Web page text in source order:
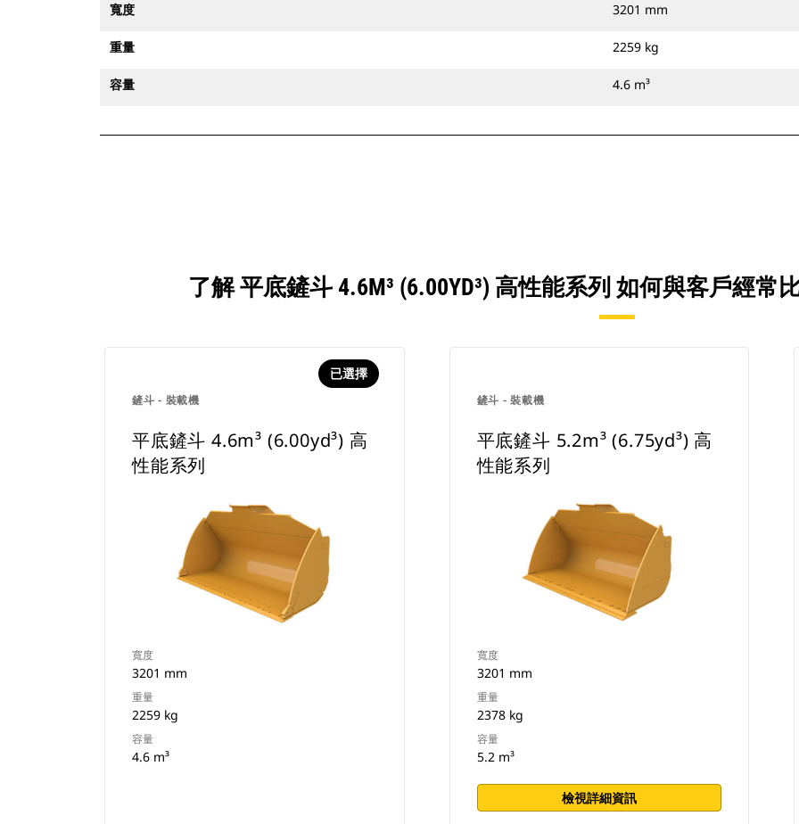
寬度 3201 mm
重量 2259 kg
容量 4.6 m³
了解 平底鏟斗 4.6M³ (6.00YD³) 高性能系列 如何與客戶經常
鏟斗 - 裝載機
已選擇
平底鏟斗 4.6m³ (6.00yd³) 高
性能系列
寬度
3201 mm
重量
2259 kg
容量
4.6 m³
鏟斗 - 裝載機
平底鏟斗 5.2m³ (6.75yd³) 高
性能系列
寬度
3201 mm
重量
2378 kg
容量
5.2 m³
檢視詳細資訊